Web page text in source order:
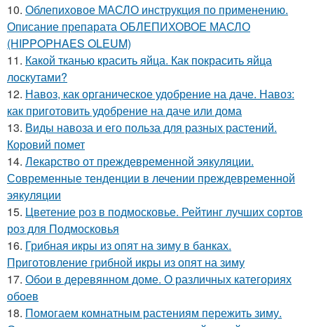
10. Облепиховое МАСЛО инструкция по применению.
Описание препарата ОБЛЕПИХОВОЕ МАСЛО
(HIPPOPHAES OLEUM)
11. Какой тканью красить яйца. Как покрасить яйца
лоскутами?
12. Навоз, как органическое удобрение на даче. Навоз:
как приготовить удобрение на даче или дома
13. Виды навоза и его польза для разных растений.
Коровий помет
14. Лекарство от преждевременной эякуляции.
Современные тенденции в лечении преждевременной
эякуляции
15. Цветение роз в подмосковье. Рейтинг лучших сортов
роз для Подмосковья
16. Грибная икры из опят на зиму в банках.
Приготовление грибной икры из опят на зиму
17. Обои в деревянном доме. О различных категориях
обоев
18. Помогаем комнатным растениям пережить зиму.